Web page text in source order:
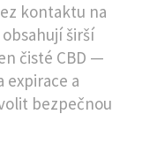
kontaktu na
širší
čisté CBD —
expirace a
bezpečnou